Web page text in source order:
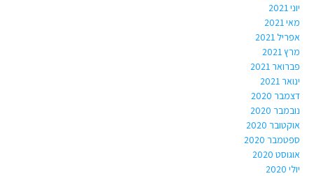
יוני 2021
מאי 2021
אפריל 2021
מרץ 2021
פברואר 2021
ינואר 2021
דצמבר 2020
נובמבר 2020
אוקטובר 2020
ספטמבר 2020
אוגוסט 2020
יולי 2020